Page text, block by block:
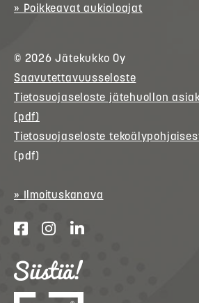
» Poikkeavat aukioloajat
© 2026Jätekukko Oy
Saavutettavuusseloste
Tietosuojaseloste jätehuollon
(pdf)
Tietosuojaseloste
(pdf)
» Ilmoituskanava